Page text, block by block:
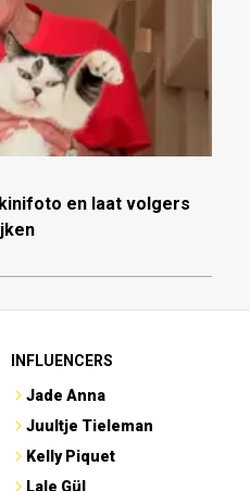
en laat volgers
INFLUENCERS
Jade Anna
Juultje Tieleman
Kelly Piquet
Lale Gül